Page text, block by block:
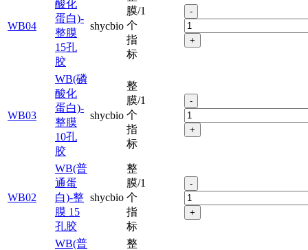
WB04
酸化
蛋白)-
整膜
15孔
胶
shycbio
膜/1
个
指
标
-
+
WB03
WB(磷
酸化
蛋白)-
整膜
10孔
胶
shycbio
整
膜/1
个
指
标
-
+
WB02
WB(普
通蛋
白)-整
膜 15
孔胶
shycbio
整
膜/1
个
指
标
-
+
WB(普
整